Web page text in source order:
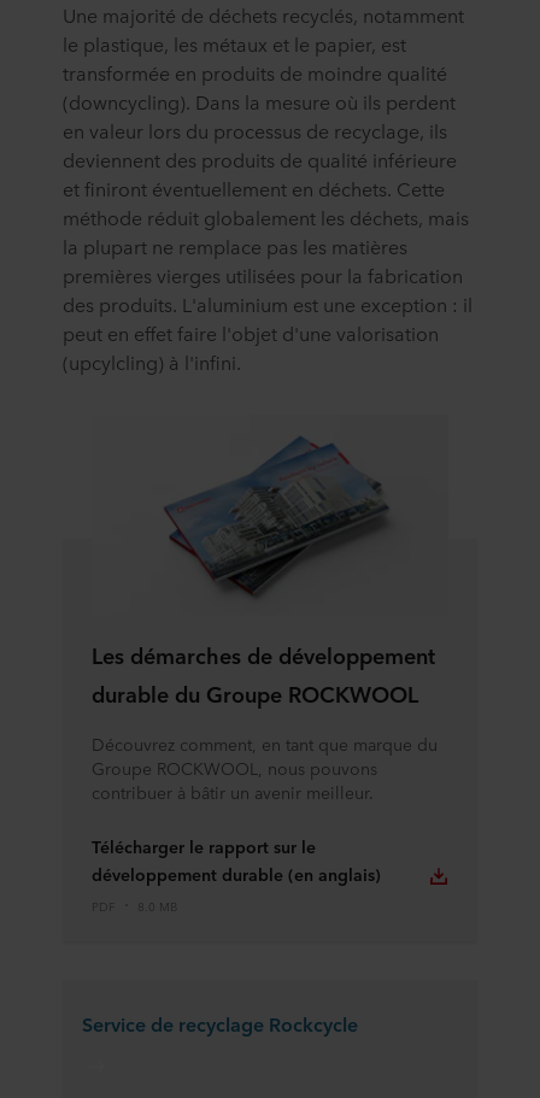
Une majorité de déchets recyclés, notamment
le plastique, les métaux et le papier, est
transformée en produits de moindre qualité
(downcycling). Dans la mesure où ils perdent
en valeur lors du processus de recyclage, ils
deviennent des produits de qualité inférieure
et finiront éventuellement en déchets. Cette
méthode réduit globalement les déchets, mais
la plupart ne remplace pas les matières
premières vierges utilisées pour la fabrication
des produits. L'aluminium est une exception : il
peut en effet faire l'objet d'une valorisation
(upcylcling) à l'infini.
Les démarches de développement
durable du Groupe ROCKWOOL
Découvrez comment, en tant que marque du
Groupe ROCKWOOL, nous pouvons
contribuer à bâtir un avenir meilleur.
Télécharger le rapport sur le
développement durable (en anglais)
PDF 8.0 MB
Service de recyclage Rockcycle